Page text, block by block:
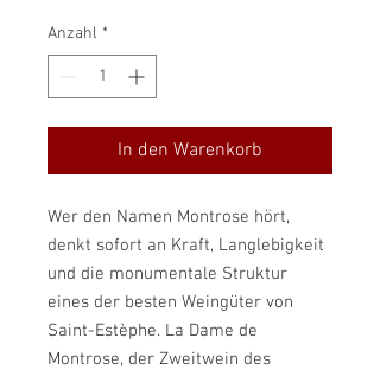
Anzahl *
In den Warenkorb
Wer den Namen Montrose hört,
denkt sofort an Kraft, Langlebigkeit
und die monumentale Struktur
eines der besten Weingüter von
Saint-Estèphe. La Dame de
Montrose, der Zweitwein des